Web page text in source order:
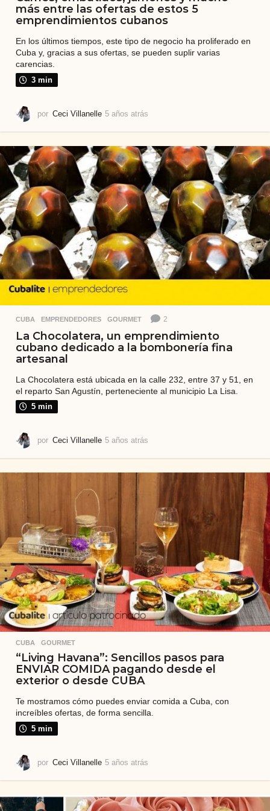
más entre las ofertas de estos 5
emprendimientos cubanos
En los últimos tiempos, este tipo de negocio ha proliferado en
Cuba y, gracias a sus ofertas, se pueden suplir varias
carencias.
3 min
por Ceci Villanelle 5 años atrás
o
s
a
t
r
á
s
CUBA ,EMPRENDEDORES ,GOURMET 2
La Chocolatera, un emprendimiento
cubano dedicado a la bombonería fina
artesanal
La Chocolatera está ubicada en la calle 232, entre 37 y 51, en
el reparto San Agustín, perteneciente al municipio La Lisa.
5 min
por Ceci Villanelle 5 años atrás
o
s
CUBA ,GOURMET
“Living Havana”: Sencillos pasos para
ENVIAR COMIDA pagando desde el
exterior o desde CUBA
Te mostramos cómo puedes enviar comida a Cuba, con
increíbles ofertas, de forma sencilla.
5 min
por Ceci Villanelle 5 años atrás
o
s